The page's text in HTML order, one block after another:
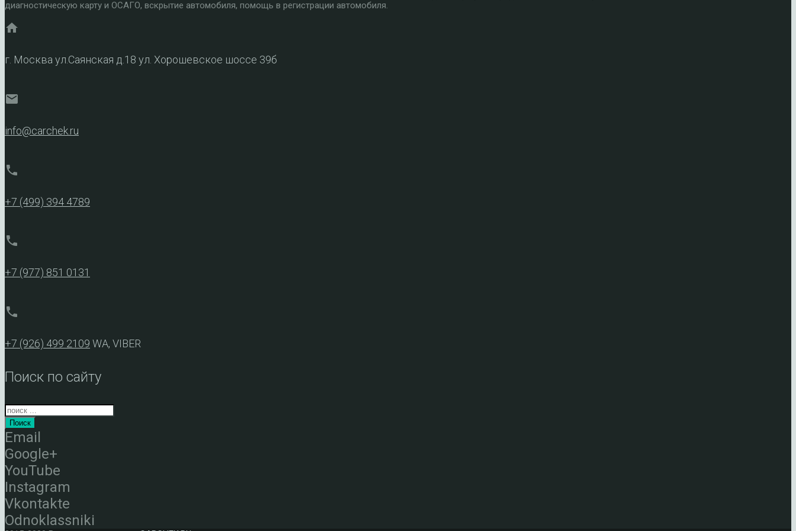
диагностическую карту и ОСАГО, вскрытие автомобиля, помощь в регистрации автомобиля.
home
г. Москва ул.Саянская д.18 ул. Хорошевское шоссе 39б
mail
info@carchek.ru
phone
+7 (499) 394 4789
phone
+7 (977) 851 0131
phone
+7 (926) 499 2109 WA, VIBER
Поиск по сайту
Поиск
Email
Google+
YouTube
Instagram
Vkontakte
Odnoklassniki